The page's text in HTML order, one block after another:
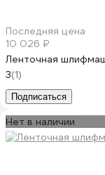
Последняя цена
10 026 ₽
Ленточная
3(1)
Подписаться
Нет в наличии